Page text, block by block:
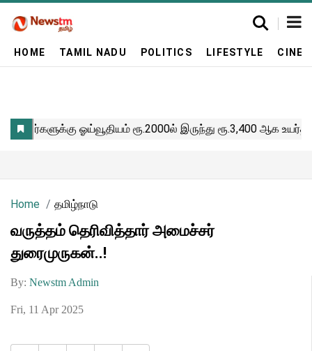
HOME TAMIL NADU POLITICS LIFESTYLE
Home தமிழ்நாடு
வருத்தம் தெரிவித்தார் அமைச்சர்
துரைமுருகன்..!
By: Newstm Admin
Fri, 11 Apr 2025